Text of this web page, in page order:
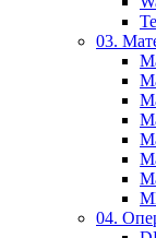
03.
04.